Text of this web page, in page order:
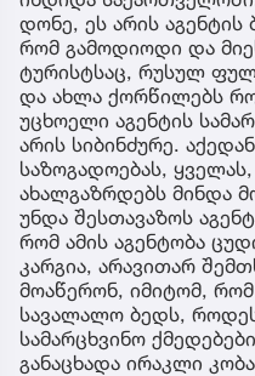
დონე, ეს არის აგენტის
რომ გამოდიოდი და
ტურისტსაც, რუსულ
და ახლა ქორწილებს
უცხოელი აგენტის
არის სიბინძურე.
საზოგადოებას,
ახალგაზრდებს მინდა
უნდა შესთავაზოს
რომ ამის აგენტობა
კარგია, არავითარ
მოაწერონ, იმიტომ, რომ
სავალალო ბედს,
სამარცხვინო
განაცხადა ირაკლი